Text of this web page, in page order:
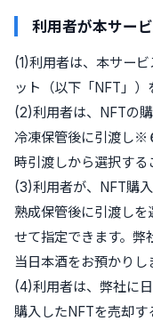
利用者が本サー
(1)利用者は、本サー
ット（以下「NFT」）
(2)利用者は、NFTの
冷凍保管後に引渡し
時引渡しから選択する
(3)利用者が、NFT購
熟成保管後に引渡し
せて指定できます。弊
当日本酒をお預かりし
(4)利用者は、弊社に
購入したNFTを売却す